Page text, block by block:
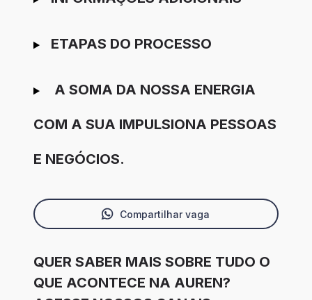
ETAPAS DO PROCESSO
A SOMA DA NOSSA ENERGIA
COM A SUA IMPULSIONA PESSOAS
E NEGÓCIOS.
Compartilhar vaga
QUER SABER MAIS SOBRE TUDO O
QUE ACONTECE NA AUREN?